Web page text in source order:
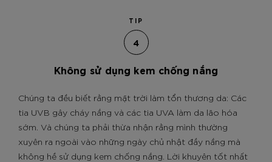
TIP
4
Không sử dụng kem chống nắng
Chúng ta đều biết rằng mặt trời làm tổn thương da: Các
tia UVB gây cháy nắng và các tia UVA làm da lão hóa
sớm. Và chúng ta phải thừa nhận rằng mình thường
xuyên ra ngoài vào những ngày chủ nhật đầy nắng mà
không hề sử dụng kem chống nắng. Lời khuyên tốt nhất